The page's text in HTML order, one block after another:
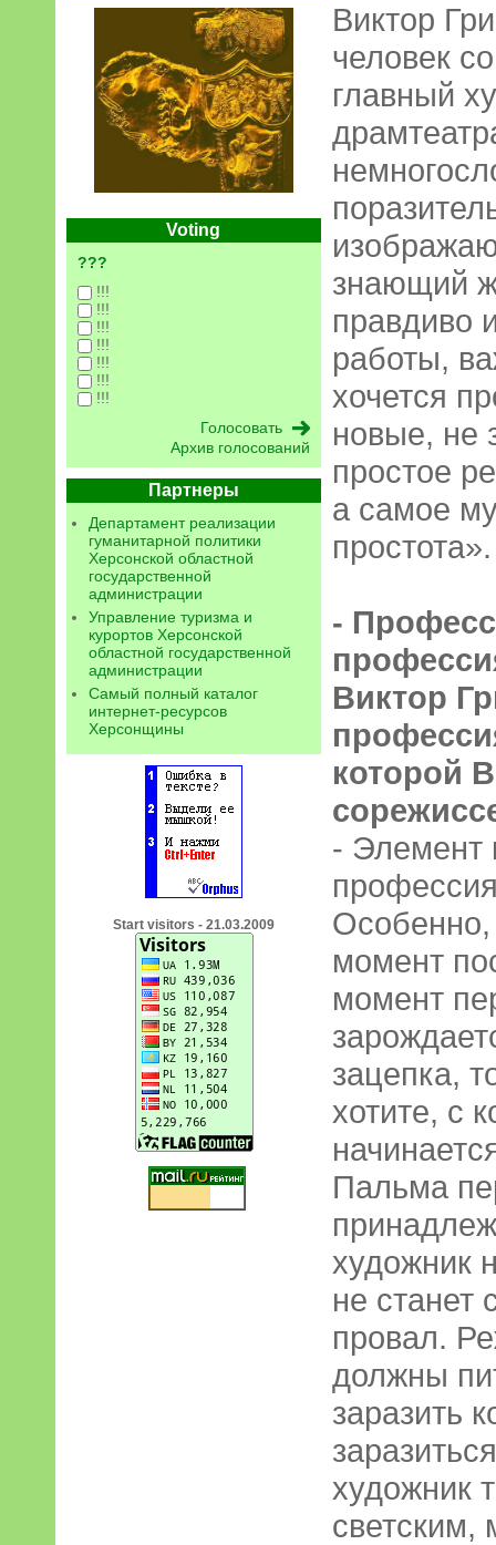
Voting
???
!!!
!!!
!!!
!!!
!!!
!!!
!!!
Архив голосований
Партнеры
Департамент реализации
гуманитарной политики
Херсонской областной
государственной
администрации
Управление туризма и
курортов Херсонской
областной государственной
администрации
Самый полный каталог
интернет-ресурсов
Херсонщины
Start visitors - 21.03.2009
Виктор
человек
главный
знающий
правдиво
работы,
хочется
новые, не
простое
а самое
простота».
-
Виктор
которой
- Элемент
Особенно,
момент
момент
зацепка,
хотите, с
Пальма
художник
не станет
провал.
должны
заразить
художник
светским,